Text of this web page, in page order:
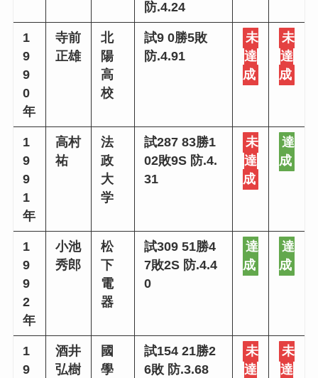
防.4.24
1
9
9
0
年
寺前
正雄
北
陽
高
校
試9 0勝5敗
防.4.91
未
達
成
未
達
成
1
9
9
1
年
高村
祐
法
政
大
学
試287 83勝1
02敗9S 防.4.
31
未
達
成
達
成
1
9
9
2
年
小池
秀郎
松
下
電
器
試309 51勝4
7敗2S 防.4.4
0
達
成
達
成
1
9
酒井
弘樹
國
學
試154 21勝2
6敗 防.3.68
未
達
未
達